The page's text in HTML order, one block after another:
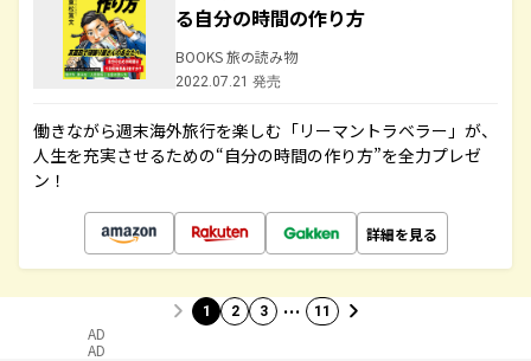
る自分の時間の作り方
BOOKS 旅の読み物
2022.07.21 発売
働きながら週末海外旅行を楽しむ「リーマントラベラー」が、
人生を充実させるための“自分の時間の作り方”を全力プレゼ
ン！
詳細を見る
1 2 3 … 11
AD
AD